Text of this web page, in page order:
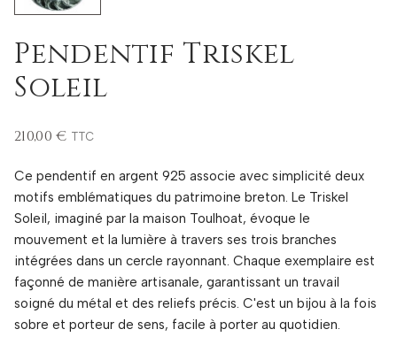
Pendentif Triskel
Soleil
210,00 € TTC
Ce pendentif en argent 925 associe avec simplicité deux
motifs emblématiques du patrimoine breton. Le Triskel
Soleil, imaginé par la maison Toulhoat, évoque le
mouvement et la lumière à travers ses trois branches
intégrées dans un cercle rayonnant. Chaque exemplaire est
façonné de manière artisanale, garantissant un travail
soigné du métal et des reliefs précis. C'est un bijou à la fois
sobre et porteur de sens, facile à porter au quotidien.